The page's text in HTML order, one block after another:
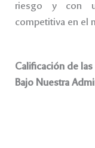
riesgo y con
competitiva en el
Calificación de
Bajo Nuestra